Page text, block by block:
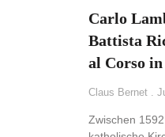
Carlo
Battista
al Corso
Claus Bernet
Zwischen